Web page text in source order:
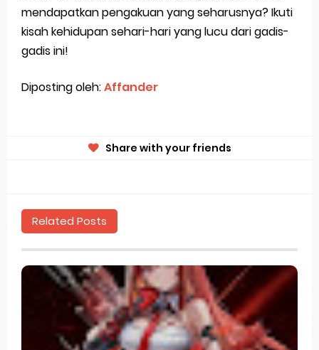
mendapatkan pengakuan yang seharusnya? Ikuti
kisah kehidupan sehari-hari yang lucu dari gadis-
gadis ini!
Diposting oleh:Affander
Share with your friends
Related Posts